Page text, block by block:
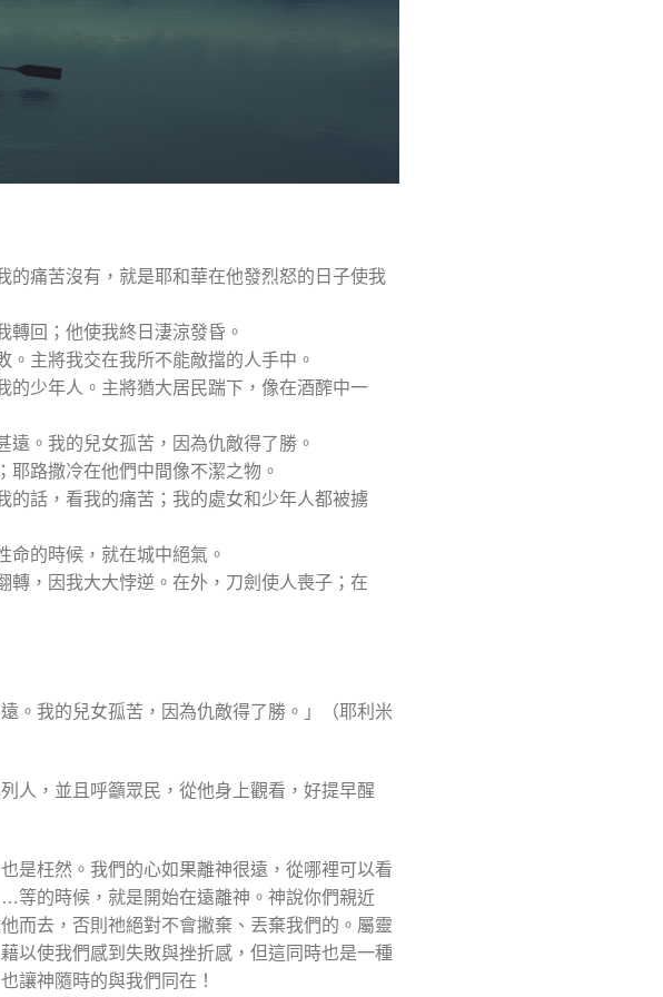
的痛苦沒有，就是耶和華在他發烈怒的日子使我
轉回；他使我終日淒涼發昏。
主將我交在我所不能敵擋的人手中。
的少年人。主將猶大居民踹下，像在酒醡中一
。我的兒女孤苦，因為仇敵得了勝。
路撒冷在他們中間像不潔之物。
的話，看我的痛苦；我的處女和少年人都被擄
命的時候，就在城中絕氣。
轉，因我大大悖逆。在外，刀劍使人喪子；在
。我的兒女孤苦，因為仇敵得了勝。」（耶利米
人，並且呼籲眾民，從他身上觀看，好提早醒
是枉然。我們的心如果離神很遠，從哪裡可以看
等的時候，就是開始在遠離神。神說你們親近
而去，否則祂絕對不會撇棄、丟棄我們的。屬靈
以使我們感到失敗與挫折感，但這同時也是一種
讓神隨時的與我們同在！